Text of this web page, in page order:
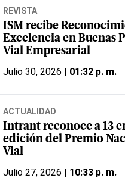
REVISTA
ISM recibe
Excelencia en Buenas
Vial Empresarial
Julio 30, 2026 | 01:32 p. m.
ACTUALIDAD
Intrant reconoce a 13
edición del Premio
Vial
Julio 27, 2026 | 10:33 p. m.